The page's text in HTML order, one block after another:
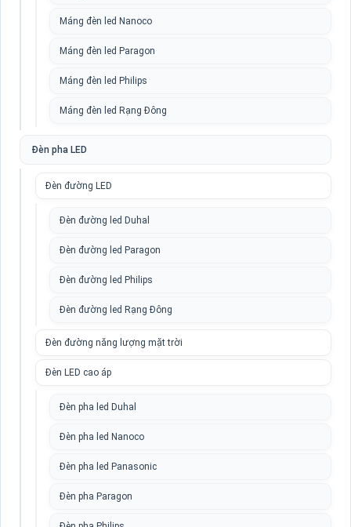
Máng đèn led Nanoco
Máng đèn led Paragon
Máng đèn led Philips
Máng đèn led Rạng Đông
Đèn pha LED
Đèn đường LED
Đèn đường led Duhal
Đèn đường led Paragon
Đèn đường led Philips
Đèn đường led Rạng Đông
Đèn đường năng lượng mặt trời
Đèn LED cao áp
Đèn pha led Duhal
Đèn pha led Nanoco
Đèn pha led Panasonic
Đèn pha Paragon